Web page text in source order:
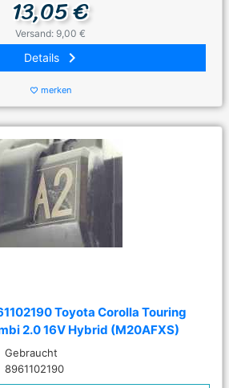
13,05 €
Versand: 9,00 €
Details keyboard_arrow_right
favorite_border merken
Toyota Corolla Touring
2.0 16V Hybrid (M20AFXS)
Gebraucht
8961102190